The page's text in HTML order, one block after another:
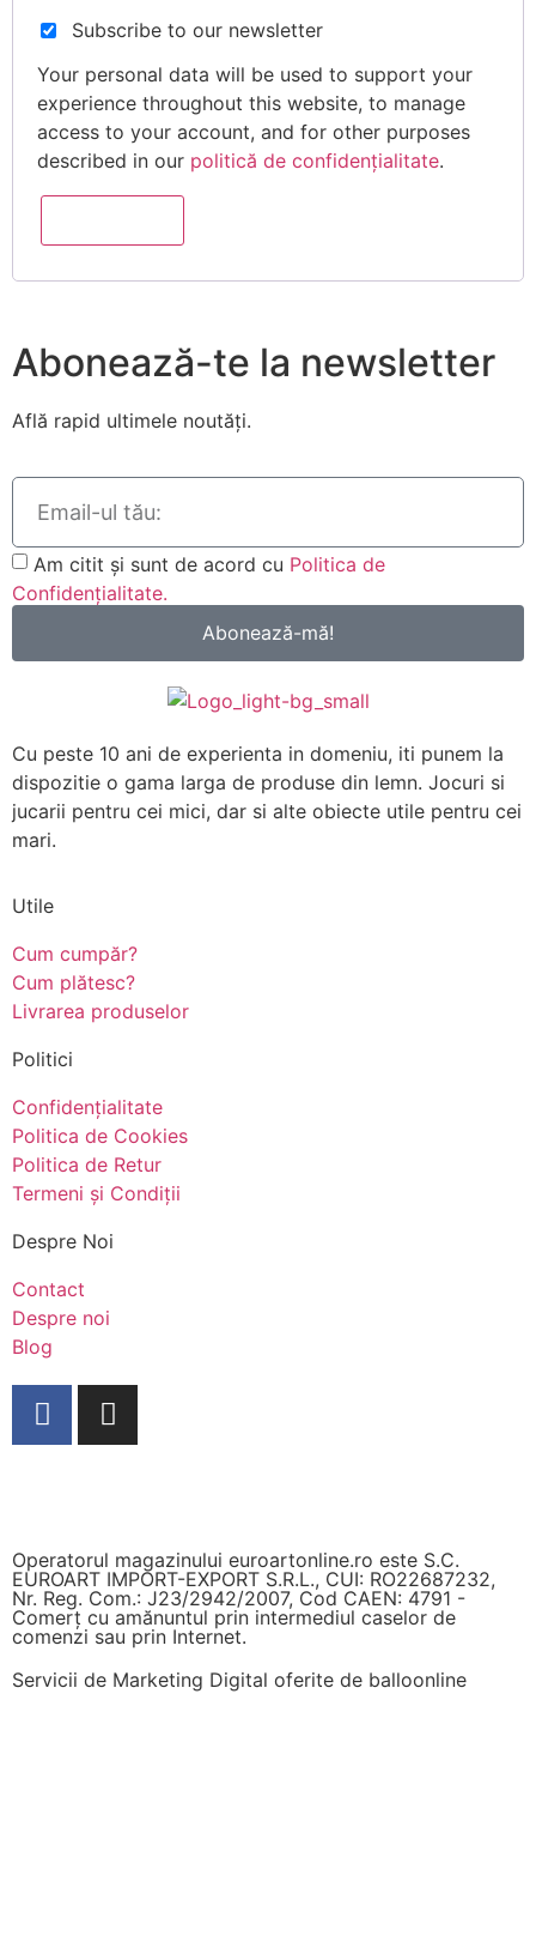
Subscribe to our newsletter
Your personal data will be used to support your
experience throughout this website, to manage
access to your account, and for other purposes
described in our politică de confidențialitate.
Abonează-te la newsletter
Află rapid ultimele noutăți.
Am citit și sunt de acord cu Politica de
Confidențialitate.
Abonează-mă!
Cu peste 10 ani de experienta in domeniu, iti punem la
dispozitie o gama larga de produse din lemn. Jocuri si
jucarii pentru cei mici, dar si alte obiecte utile pentru cei
mari.
Utile
Cum cumpăr?
Cum plătesc?
Livrarea produselor
Politici
Confidențialitate
Politica de Cookies
Politica de Retur
Termeni și Condiții
Despre Noi
Contact
Despre noi
Blog
Operatorul magazinului euroartonline.ro este S.C.
EUROART IMPORT-EXPORT S.R.L., CUI: RO22687232,
Nr. Reg. Com.: J23/2942/2007, Cod CAEN: 4791 -
Comerț cu amănuntul prin intermediul caselor de
comenzi sau prin Internet.
Servicii de Marketing Digital oferite de balloonline